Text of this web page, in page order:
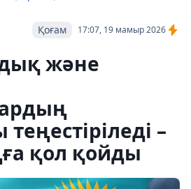
17:07, 19 мамыр 2026
Қоғам
және
–
қол қойды